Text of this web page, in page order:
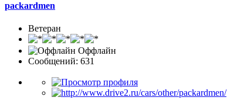
packardmen
Ветеран
Оффлайн
Сообщений: 631